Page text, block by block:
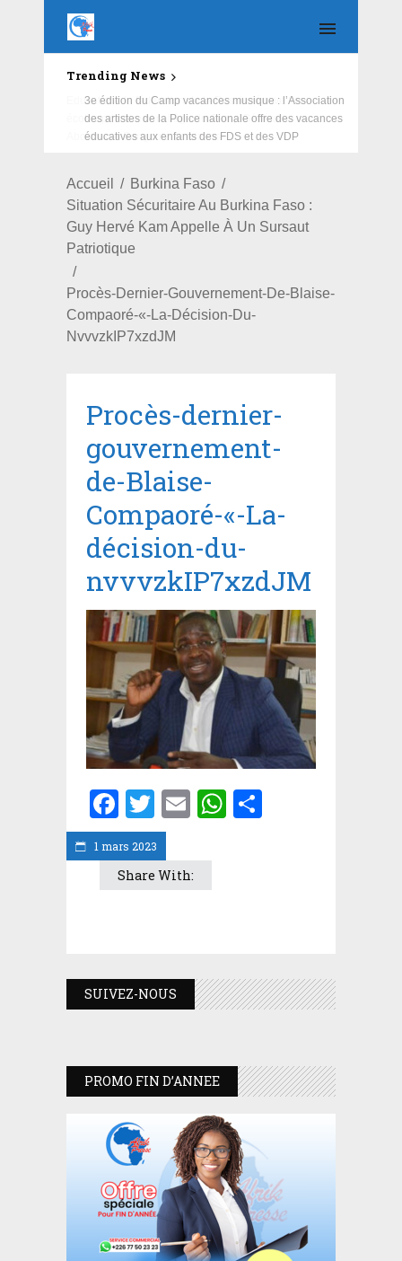
Trending News
Education : la fédération de la Russie rénove les
écoles primaire et collège du Camp Général
Aboubacar Sangoulé Lamizana
Accueil
Burkina Faso
Situation Sécuritaire Au Burkina Faso :
Guy Hervé Kam Appelle À Un Sursaut
Patriotique
Procès-Dernier-Gouvernement-De-Blaise-
Compaoré-«-La-Décision-Du-
NvvvzkIP7xzdJM
1 mars 2023
Procès-dernier-
gouvernement-
de-Blaise-
Compaoré-«-La-
décision-du-
nvvvzkIP7xzdJM
Facebook
Twitter
EmailWhatsApp
Share With:
SUIVEZ-NOUS
PROMO FIN D’ANNEE